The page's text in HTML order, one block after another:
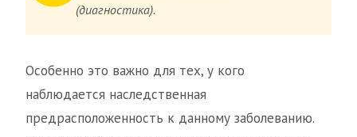
(диагностика).
Особенно это важно для тех, у кого
наблюдается наследственная
предрасположенность к данному заболеванию.